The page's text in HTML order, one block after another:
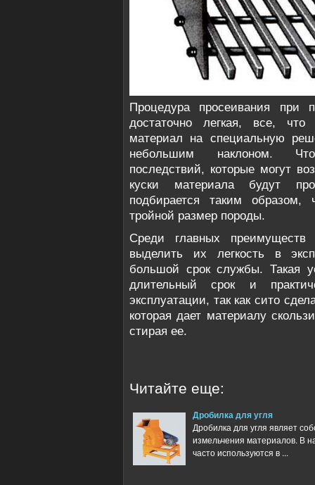
Процедура просеивания при
достаточно легкая, все,
материал на специальную
небольшим наклоном.
последствий, которые могут
куски материала будут
подбирается таким
тройной размер породы.
Среди главных преимуществ
выделить их легкость в
большой срок службы. Такая
длительный срок и
эксплуатации, так как сито
которая дает материалу
стирая ее.
Читайте еще:
Дробилка для угля
Дробилка для угля являет
измельчения материалов. В
часто используются в ...